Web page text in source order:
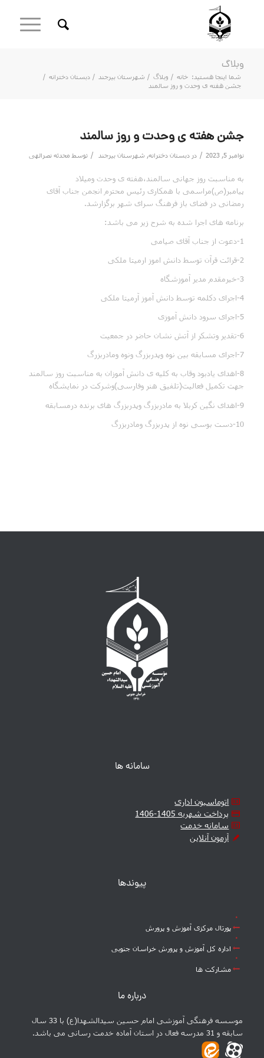
وبلاگ
شما اینجا هستید: خانه / وبلاگ / شهرستان بیرجند / دبستان دخترانه /
جشن هفته ی وحدت و روز سالمند
جشن هفته ی وحدت و روز سالمند
نوامبر 5, 2023 / در دبستان دخترانه, شهرستان بیرجند / توسط محدثه نصرالهی
به مناسبت روز جهانی سالمند،هفته ی وحدت ومیلاد
پیامبر(ص)مراسمی با همکاری رئیس محترم انجمن جناب آقای
رمضانی در فضای باز فرهنگ سرای شهر برگزارشد.
برنامه های اجرا شده به شرح زیر می باشد:
1-دعوت از جناب آقای صیامی
2-قرائت قرآن توسط دانش اموز ارمیتا ملکی
3-خیرمقدم مدیر آموزشگاه
4-اجرای دکلمه توسط دانش آموز آرمیتا ملکی
5-اجرای سرود دانش آموزی
6-تقدیر وتشکر از آتش نشان حاضر در جمعیت
7-اجرای مسابقه بین نوه وپدربزرگ ونوه ومادربزرگ
8-اهدای یادبود وقاب به کلیه ی دانش آموزان به مناسبت روز سالمند
جهت تکمیل فعالیت(تلفیق هنر وفارسی)وشرکت در نمایشگاه
9-اهدای نگین کربلا به مادربزرگ وپدربزرگ های برنده درمسابقه
10-دست بوسی نوه از پدربزرگ ومادربزرگ
سامانه ها
اتوماسیون اداری
پرداخت شهریه 1405-1406
سامانه خدمت
آزمون آنلاین
پیوندها
پورتال مرکزی آموزش و پرورش
اداره کل آموزش و پرورش خراسان جنوبی
مشارکت ها
درباره ما
موسسه فرهنگی آموزشی امام حسین سیدالشهدا(ع) با 33 سال
سابقه و 31 مدرسه فعال در استان آماده خدمت رسانی می باشد.